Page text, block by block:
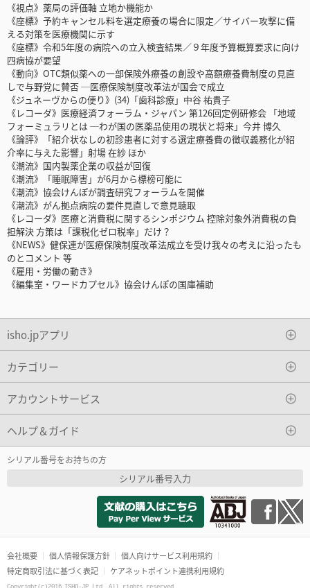
《視点》薬局の評価軸 立地か機能か
《座標》予約キャンセル料を選定療養の場合に限定／サイバー攻撃に備
える対策を医療機関に示す
《座標》令和5年度の病院への立入検査結果／９年度予算概算要求に向け
四病協が要望
《動向》OTC類似薬への一部保険外療養の創設や高額療養費制度の見直
しで与野党に賛否 ─医療保険制度改革法が国会で成立
《ジュネーヴからの便り》(34)「歯科診療」中谷 祐貴子
《レコーダ》医療経済フォーラム・ジャパン 第126回定例研修会 「地域
フォーミュラリとは ─わが国の医薬品使用の現状と将来」今井 博久
《論評》「紹介状なしの初診患者に対する選定療養費の徴収義務化が紹
介率に与えた影響」射場 在紗 ほか
《潮流》国内製薬企業の収益が回復
《潮流》「睡眠障害」が6月から標榜可能に
《潮流》協会けんぽが調査研究フォーラムを開催
《潮流》がん拠点病院の要件見直しで意見聴取
《レコーダ》医療と消費税に関するシンポジウム 控除対象外消費税の負
担解決 方策は「課税化ゼロ税率」だけ？
《NEWS》健保連が医療保険制度改革法成立を受け我々の考えに沿ったも
のとコメント 等
《雇用・労働の動き》
《編集室・ワードカプセル》協会けんぽの国庫補助
isho.jpアプリ
カテゴリー
アカウントサービス
ヘルプ＆ガイド
シリアル番号をお持ちの方
シリアル番号入力
会社概要 個人情報保護方針
個人向けサービス利用規約
特定商取引法に基づく表記
ケアネットポイント連携利用規約